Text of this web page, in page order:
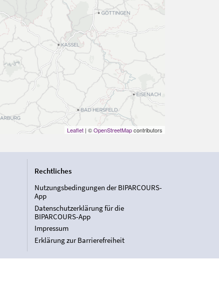
Leaflet| ©OpenStreetMapcontributors
Rechtliches
Nutzungsbedingungen der BIPARCOURS-
App
Datenschutzerklärung für die
BIPARCOURS-App
Impressum
Erklärung zur Barrierefreiheit